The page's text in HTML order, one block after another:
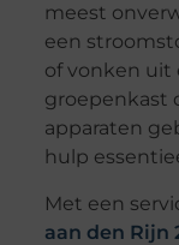
meest
een
of vonken uit
groepenkast
apparaten
hulp
Met een
aan den Rijn